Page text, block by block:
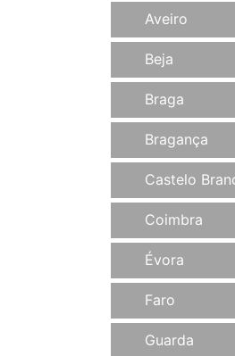
Aveiro
Beja
Braga
Bragança
Castelo
Coimbra
Évora
Faro
Guarda